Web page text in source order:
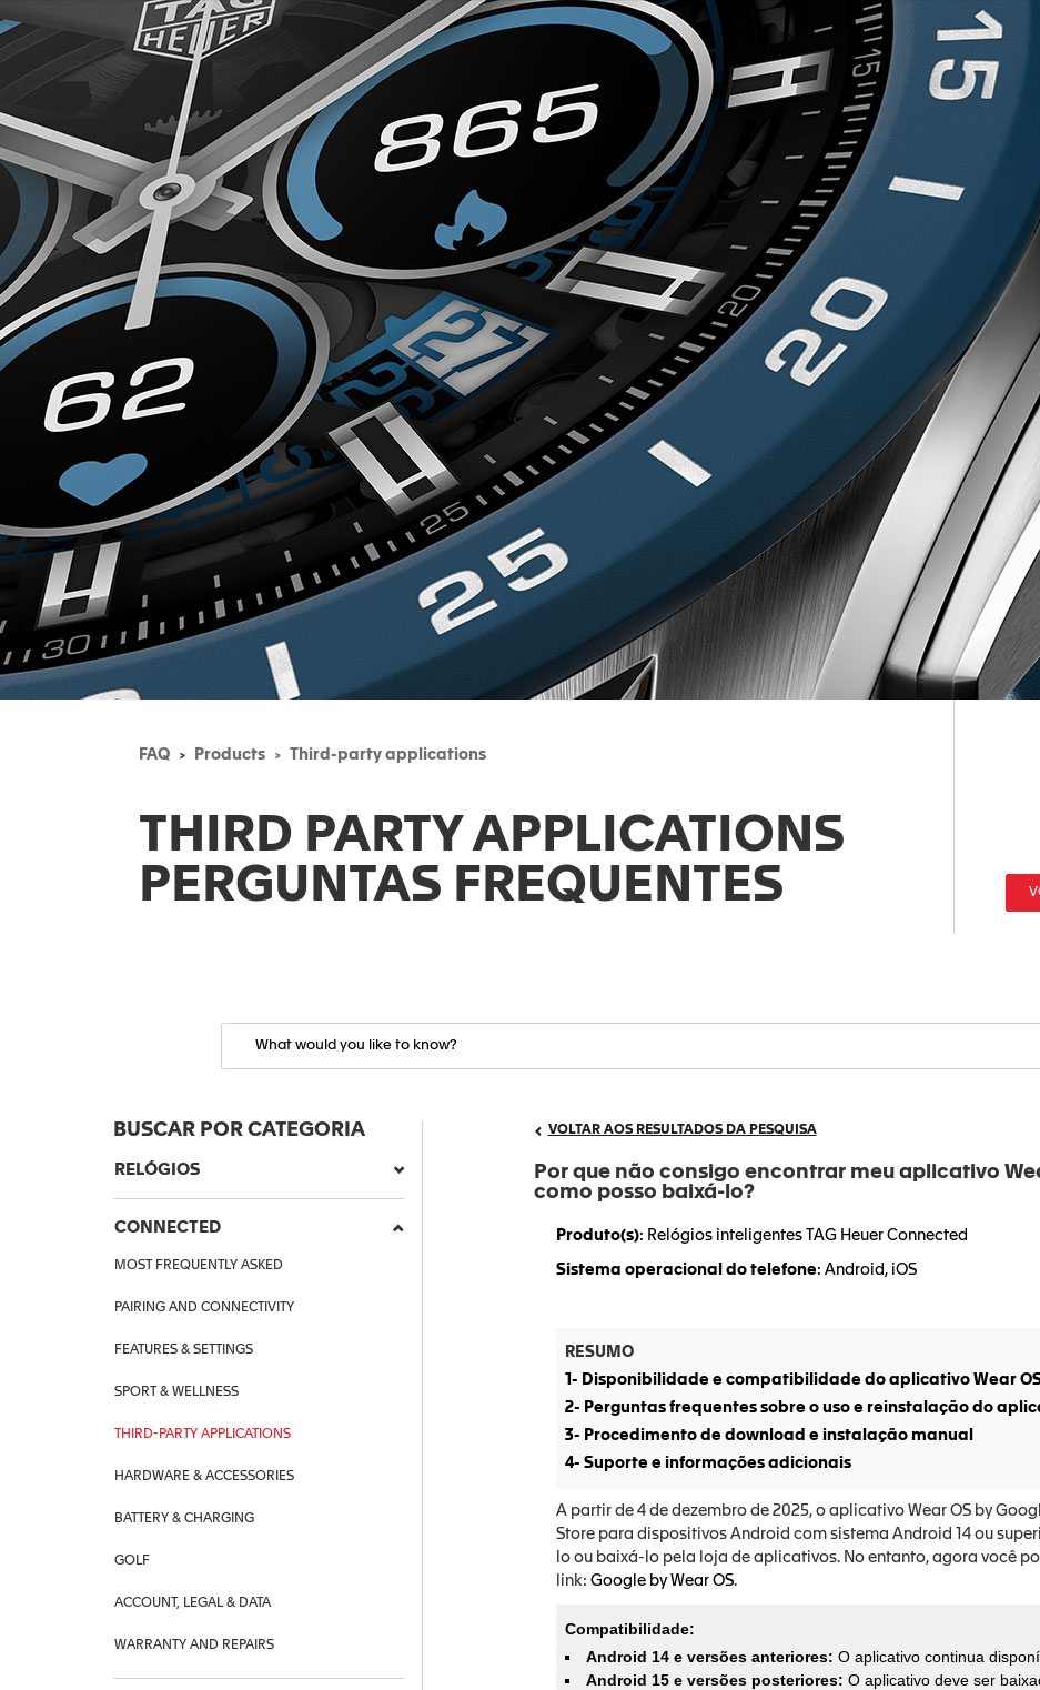
FAQ Products Third-party applications
THIRD PARTY APPLICATIONS
PERGUNTAS FREQUENTES
BUSCAR POR CATEGORIA
RELÓGIOS
CONNECTED
MOST FREQUENTLY ASKED
PAIRING AND CONNECTIVITY
FEATURES & SETTINGS
SPORT & WELLNESS
THIRD-PARTY APPLICATIONS
HARDWARE & ACCESSORIES
BATTERY & CHARGING
GOLF
ACCOUNT, LEGAL & DATA
WARRANTY AND REPAIRS
VOLTAR AOS RESULTADOS DA PESQUISA
Por que não consigo encontrar meu aplicativo
como posso baixá-lo?
Produto(s): Relógios inteligentes TAG Heuer Connected
Sistema operacional do telefone: Android, iOS
RESUMO
1- Disponibilidade e compatibilidade do aplicativo Wear
2- Perguntas frequentes sobre o uso e reinstalação do
3- Procedimento de download e instalação manual
4- Suporte e informações adicionais
A partir de 4 de dezembro de 2025, o aplicativo Wear OS by
Store para dispositivos Android com sistema Android 14 ou
lo ou baixá-lo pela loja de aplicativos. No entanto, agora você
link: Google by Wear OS.
Compatibilidade:
Android 14 e versões anteriores: O aplicativo continua
Android 15 e versões posteriores: O aplicativo deve ser